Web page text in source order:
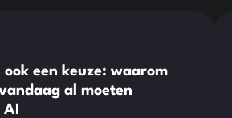
een keuze: waarom
al moeten